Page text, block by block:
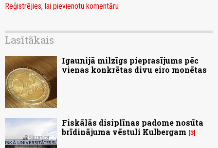
Reģistrējies, lai pievienotu komentāru
Lasītākais
Igaunijā milzīgs pieprasījums pēc
vienas konkrētas divu eiro monētas
Fiskālās disiplīnas padome nosūta
brīdinājuma vēstuli Kulbergam 3